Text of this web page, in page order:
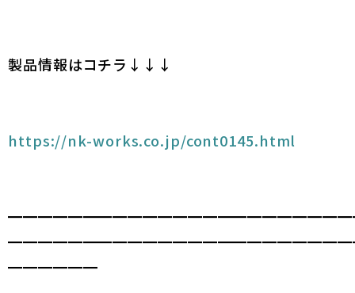
製品情報はコチラ↓↓↓
https://nk-works.co.jp/cont0145.html
━━━━━━